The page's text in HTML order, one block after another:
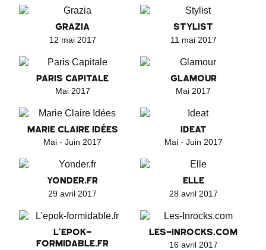
GRAZIA
12 mai 2017
STYLIST
11 mai 2017
PARIS CAPITALE
Mai 2017
GLAMOUR
Mai 2017
MARIE CLAIRE IDÉES
Mai - Juin 2017
IDEAT
Mai - Juin 2017
YONDER.FR
29 avril 2017
ELLE
28 avril 2017
L'EPOK-
FORMIDABLE.FR
LES-INROCKS.COM
16 avril 2017